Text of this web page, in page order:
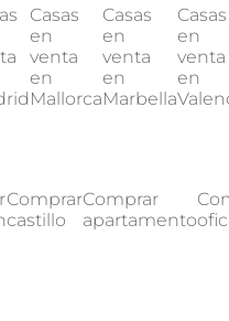
Casas
en
venta
en
Mallorca
Casas
en
venta
en
Marbella
Casas
en
venta
en
Comprar
castillo
Comprar
apartamento